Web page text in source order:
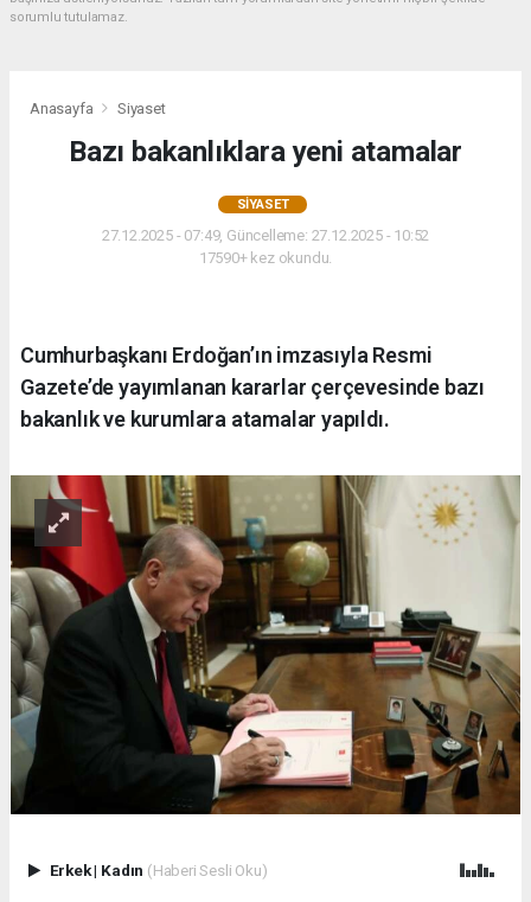
sorumlu tutulamaz.
Anasayfa Siyaset
Bazı bakanlıklara yeni atamalar
SIYASET
27.12.2025 - 07:49, Güncelleme: 27.12.2025 - 10:52
17590+ kez okundu.
Cumhurbaşkanı Erdoğan’ın imzasıyla Resmi
Gazete’de yayımlanan kararlar çerçevesinde bazı
bakanlık ve kurumlara atamalar yapıldı.
Erkek| Kadın (Haberi Sesli Oku)